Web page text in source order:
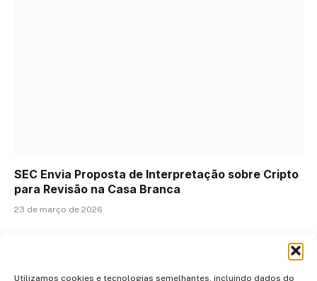
Utilizamos cookies e tecnologias semelhantes, incluindo dados do
SEC Envia Proposta de Interpretação sobre Cripto
para Revisão na Casa Branca
23 de março de 2026